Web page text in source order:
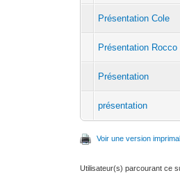
Présentation Cole
Présentation Rocco
Présentation
présentation
Voir une version
Utilisateur(s) parcourant ce